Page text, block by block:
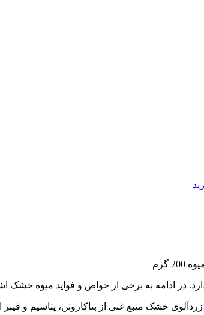
در ادامه به برخی از خواص و فواید میوه خشک